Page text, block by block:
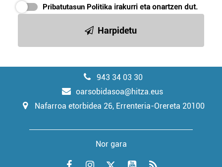
Pribatutasun Politika irakurri eta onartzen dut.
Harpidetu
943 34 03 30
oarsobidasoa@hitza.eus
Nafarroa etorbidea 26, Errenteria-Orereta 20100
Nor gara